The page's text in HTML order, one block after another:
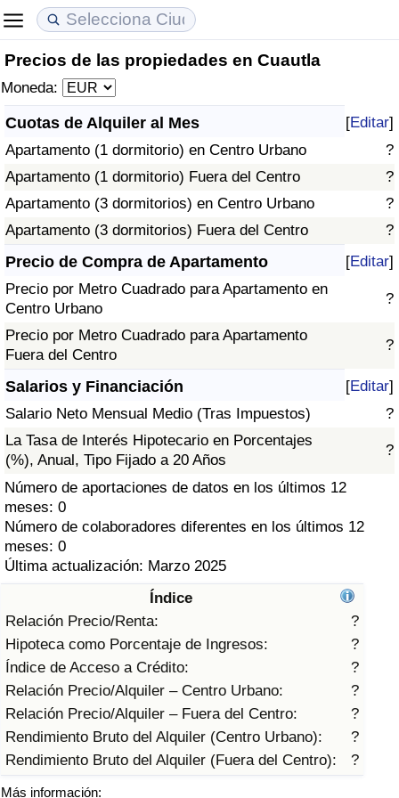
Precios de las propiedades en Cuautla
Moneda:
Cuotas de Alquiler al Mes [Editar]
Apartamento (1 dormitorio) en Centro Urbano
?
Apartamento (1 dormitorio) Fuera del Centro
?
Apartamento (3 dormitorios) en Centro Urbano
?
Apartamento (3 dormitorios) Fuera del Centro
?
Precio de Compra de Apartamento [Editar]
Precio por Metro Cuadrado para Apartamento en
Centro Urbano
?
Precio por Metro Cuadrado para Apartamento
Fuera del Centro
?
Salarios y Financiación [Editar]
Salario Neto Mensual Medio (Tras Impuestos)
?
La Tasa de Interés Hipotecario en Porcentajes
(%), Anual, Tipo Fijado a 20 Años
?
Número de aportaciones de datos en los últimos 12
meses: 0
Número de colaboradores diferentes en los últimos 12
meses: 0
Última actualización: Marzo 2025
Índice
Relación Precio/Renta:
?
Hipoteca como Porcentaje de Ingresos:
?
Índice de Acceso a Crédito:
?
Relación Precio/Alquiler – Centro Urbano:
?
Relación Precio/Alquiler – Fuera del Centro:
?
Rendimiento Bruto del Alquiler (Centro Urbano):
?
Rendimiento Bruto del Alquiler (Fuera del Centro):
?
Más información:
Coste de vida
Índice de Costo de Vida (Actual)
Índice de Costo de Vida
Índice de costo de vida por país
Precios de las propiedades
Índice de Precios de Inmuebles (Actual)
Índice de Precios de Inmuebles
Índice de Precios de Inmuebles por País
Calidad de Vida
Índice de Calidad de Vida
Índice de Calidad de Vida (Actual)
Índice de calidad de vida por país
Calificación del Índice de Criminalidad
(Actual)
Índice de Criminalidad
Índice de criminalidad por país
Sanidad
Índice de Sanidad (Actual)
Índice de Sanidad
Índice de Sanidad por País
Índice de contaminación
Índice de Contaminación por País